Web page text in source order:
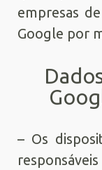
empresas
Google por
– Os